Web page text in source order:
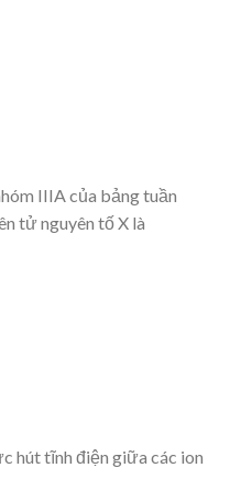
IIIA của bảng tuần
tử nguyên tố X là
hút tĩnh điện giữa các ion